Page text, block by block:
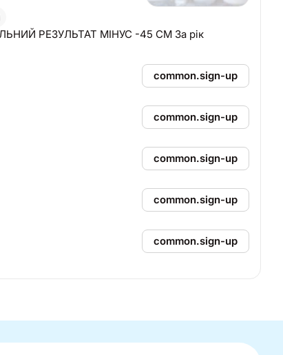
РЕЗУЛЬТАТ МІНУС -45 СМ За рік
common.sign-up
common.sign-up
common.sign-up
common.sign-up
common.sign-up